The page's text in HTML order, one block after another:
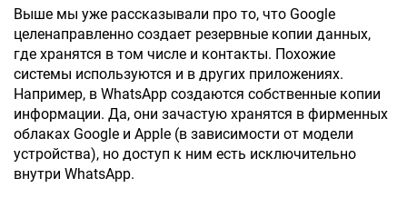
Выше мы уже рассказывали про то, что Google
целенаправленно создает резервные копии данных,
где хранятся в том числе и контакты. Похожие
системы используются и в других приложениях.
Например, в WhatsApp создаются собственные копии
информации. Да, они зачастую хранятся в фирменных
облаках Google и Apple (в зависимости от модели
устройства), но доступ к ним есть исключительно
внутри WhatsApp.